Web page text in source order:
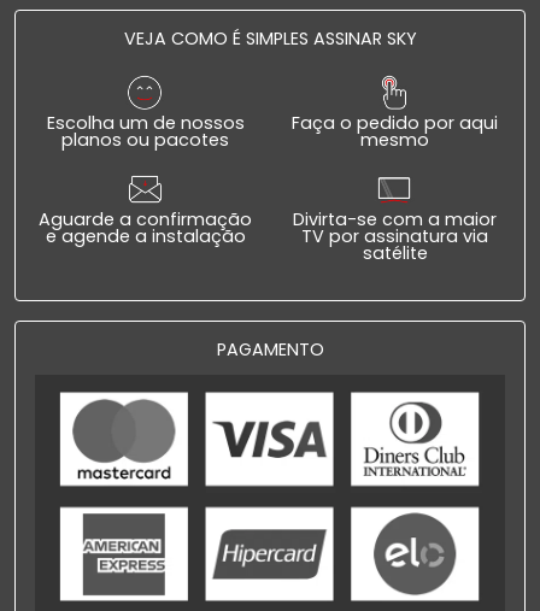
VEJA COMO É SIMPLES ASSINAR SKY
Escolha um de nossos
planos ou pacotes
Faça o pedido por aqui
mesmo
Aguarde a confirmação
e agende a instalação
Divirta-se com a maior
TV por assinatura via
satélite
PAGAMENTO